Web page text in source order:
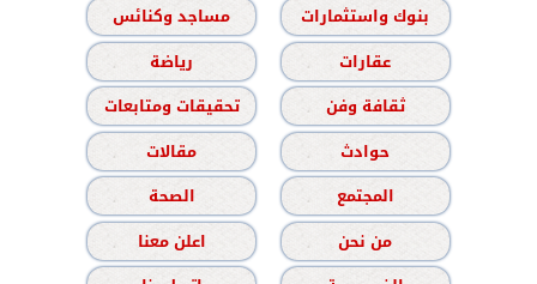
بنوك واستثمارات
مساجد وكنائس
عقارات
رياضة
ثقافة وفن
تحقيقات ومتابعات
حوادث
مقالات
المجتمع
الصحة
من نحن
اعلن معنا